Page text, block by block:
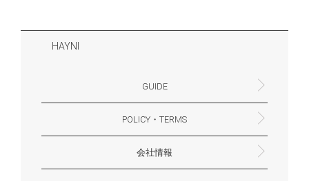
HAYNI
GUIDE
よくあるご質問・お問合せ
お支払いについて
配送・送料について
ギフトサービスについて
一緒に働く？(HAYNI採用情報サイトへ)
for Foreigners (overseas delivery)
POLICY・TERMS
返品・交換について
プライバシーポリシー
特定商取引法に基づく表示
外部送信ポリシー
会社情報